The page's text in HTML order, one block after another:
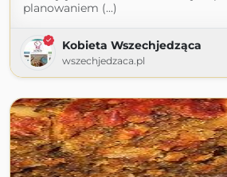
planowaniem (...)
Kobieta Wszechjedząca
wszechjedzaca.pl